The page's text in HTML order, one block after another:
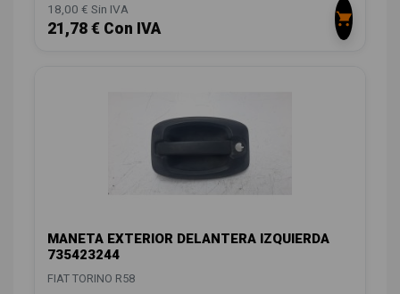
18,00 € Sin IVA
21,78 € Con IVA
MANETA EXTERIOR DELANTERA IZQUIERDA
735423244
FIAT TORINO R58